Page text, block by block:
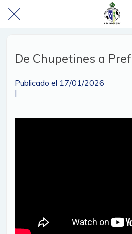
De Chupetines a
Publicado el 17/01/2026
|